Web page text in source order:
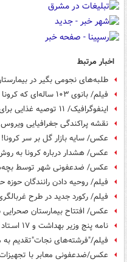
اخبار مرتبط
طلبه‌های نجومی بگیر در
فیلم/ بانوی ۱۰۳ ساله‌ای که کرونا را شکست داد
اینفوگرافیک/ ۱۱ توصیه غذایی برای روزهای کرونایی!
نقشه پراکندگی جغرافیایی
عکس/ سایه بازار گل بر سر کرونا!
عکس/ هشدار درباره کرونا به
عکس/ ضدعفونی شهر توسط
فیلم/ روحیه دادن رانندگان
فیلم/ رکورد جدید در طرح
عکس/ افتتاح بیمارستان صحرایی
نامه­ پنج وزیر بهداشت و ۱۷ اسـتاد برجسته­ پزشکی به روحانی
فیلم/"فرشته‌های نجات"تقدیم
عکس/ضدعفونی معابر با